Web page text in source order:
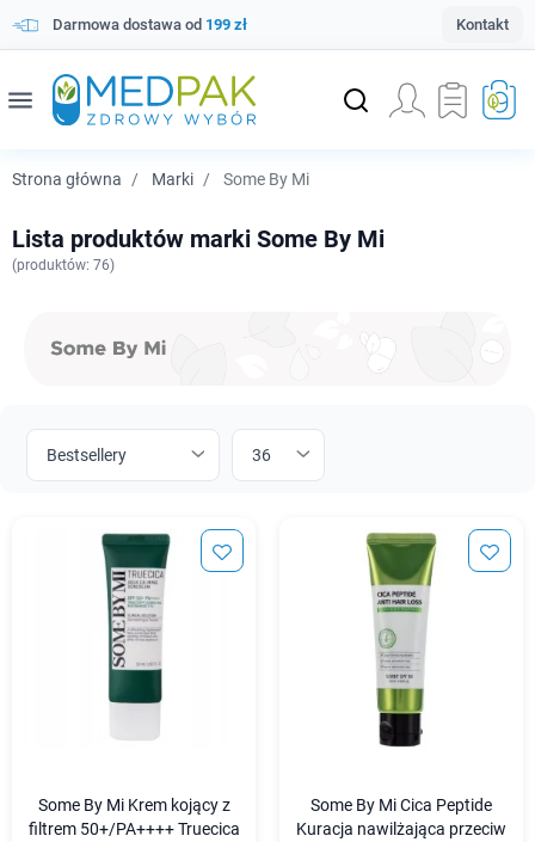
Darmowa dostawa od 199 zł Kontakt
menu
Strona główna Marki Some By Mi
Lista produktów marki Some By Mi
(produktów: 76)
Some By Mi Krem kojący z
filtrem 50+/PA++++ Truecica
Some By Mi Cica Peptide
Kuracja nawilżająca przeciw